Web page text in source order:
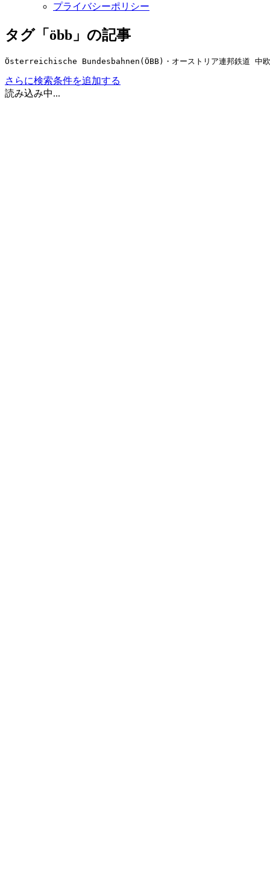
プライバシーポリシー
タグ「öbb」の記事
Österreichische Bundesbahnen(ÖBB)・オーストリア連邦鉄道 中欧
さらに検索条件を追加する
読み込み中...